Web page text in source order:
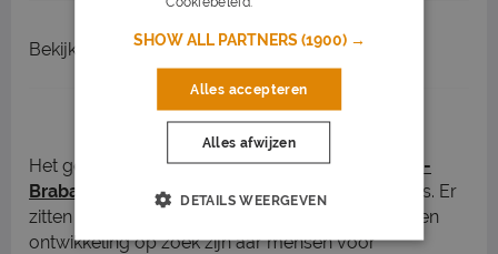
Bekijk recent gesloten vacatures
Vacatures in Oosterhout
Het gezellige Oosterhout, in deprovincie Noord-
Brabant
, heeft meerdere openstaande vacatures. Er
zitten in deze stad veel bedrijven die door groei en
ontwikkeling op zoek zijn aar mensen voor
SHOW ALL PARTNERS(1900) →
Alles accepteren
Alles afwijzen
DETAILS WEERGEVEN